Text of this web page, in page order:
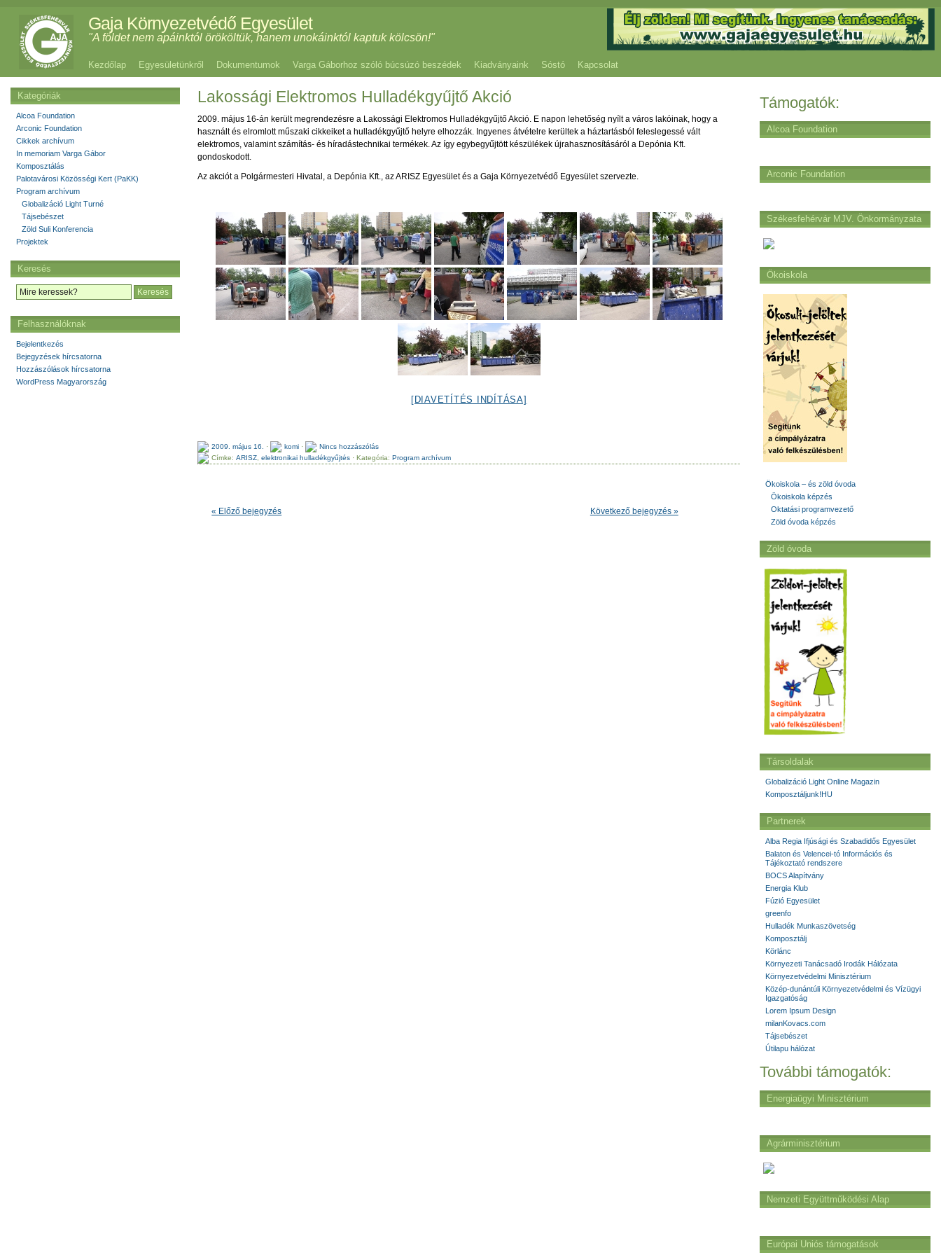
Gaja Környezetvédő Egyesület
"A földet nem apáinktól örököltük, hanem unokáinktól kaptuk kölcsön!"
Kezdőlap Egyesületünkről Dokumentumok Varga Gáborhoz szóló búcsúzó beszédek Kiadványaink Sóstó Kapcsolat
Lakossági Elektromos Hulladékgyűjtő Akció
2009. május 16-án került megrendezésre a Lakossági Elektromos Hulladékgyűjtő Akció. E napon lehetőség nyílt a város lakóinak, hogy a
használt és elromlott műszaki cikkeiket a hulladékgyűjtő helyre elhozzák. Ingyenes átvételre kerültek a háztartásból feleslegessé vált
elektromos, valamint számítás- és híradástechnikai termékek. Az így egybegyűjtött készülékek újrahasznosításáról a Depónia Kft.
gondoskodott.
Az akciót a Polgármesteri Hivatal, a Depónia Kft., az ARISZ Egyesület és a Gaja Környezetvédő Egyesület szervezte.
[DIAVETÍTÉS INDÍTÁSA]
2009. május 16. · komi ·
Nincs hozzászólás
Címke:ARISZ ,elektronikai hulladékgyűjtés · Kategória:Program archívum
« Előző bejegyzés Következő bejegyzés »
Támogatók:
Alcoa Foundation
Arconic Foundation
Székesfehérvár MJV. Önkormányzata
Ökoiskola
Ökoiskola – és zöld óvoda
Ökoiskola képzés
Oktatási programvezető
Zöld óvoda képzés
Zöld óvoda
Társoldalak
Globalizáció Light Online Magazin
Komposztáljunk!HU
Partnerek
Alba Regia Ifjúsági és Szabadidős Egyesület
Balaton és Velencei-tó Információs és
Tájékoztató rendszere
BOCS Alapítvány
Energia Klub
Fúzió Egyesület
greenfo
Hulladék Munkaszövetség
Komposztálj
Körlánc
Környezeti Tanácsadó Irodák Hálózata
Környezetvédelmi Minisztérium
Közép-dunántúli Környezetvédelmi és Vízügyi
Igazgatóság
Lorem Ipsum Design
milanKovacs.com
Tájsebészet
Útilapu hálózat
További támogatók:
Energiaügyi Minisztérium
Agrárminisztérium
Nemzeti Együttműködési Alap
Európai Uniós támogatások
Kategóriák
Alcoa Foundation
Arconic Foundation
Cikkek archívum
In memoriam Varga Gábor
Komposztálás
Palotavárosi Közösségi Kert (PaKK)
Program archívum
Globalizáció Light Turné
Tájsebészet
Zöld Suli Konferencia
Projektek
Keresés
Felhasználóknak
Bejelentkezés
Bejegyzések hírcsatorna
Hozzászólások hírcsatorna
WordPress Magyarország